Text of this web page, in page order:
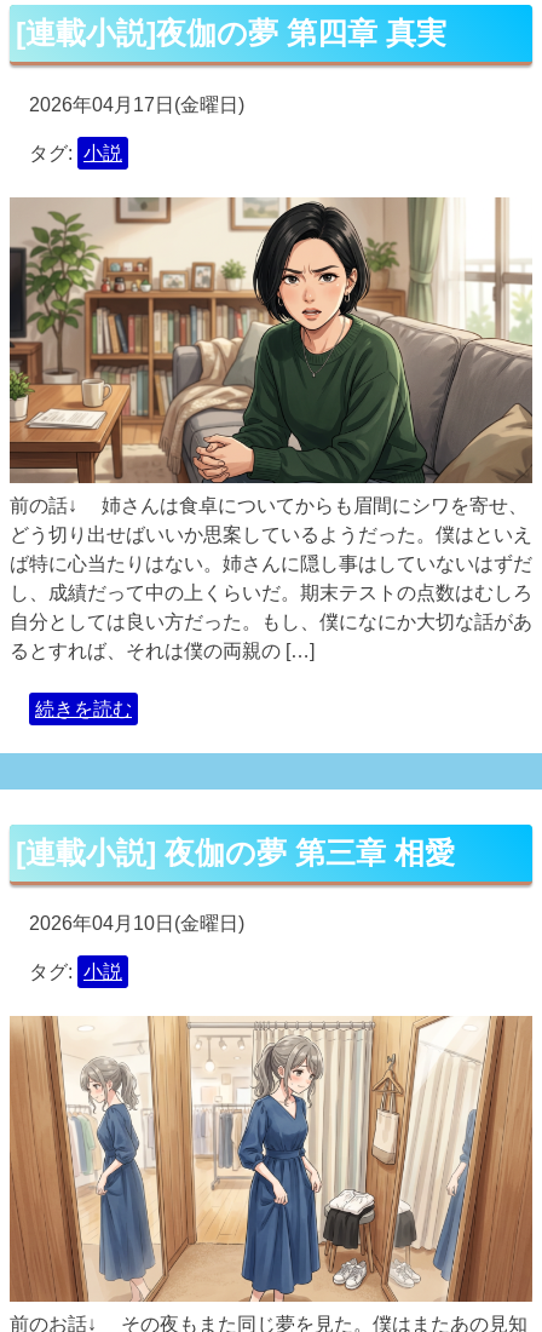
[連載小説]夜伽の夢 第四章 真実
2026年04月17日(金曜日)
タグ: 小説
前の話↓ 姉さんは食卓についてからも眉間にシワを寄せ、
どう切り出せばいいか思案しているようだった。僕はといえ
ば特に心当たりはない。姉さんに隠し事はしていないはずだ
し、成績だって中の上くらいだ。期末テストの点数はむしろ
自分としては良い方だった。もし、僕になにか大切な話があ
るとすれば、それは僕の両親の […]
続きを読む
[連載小説] 夜伽の夢 第三章 相愛
2026年04月10日(金曜日)
タグ: 小説
前のお話↓ その夜もまた同じ夢を見た。僕はまたあの見知